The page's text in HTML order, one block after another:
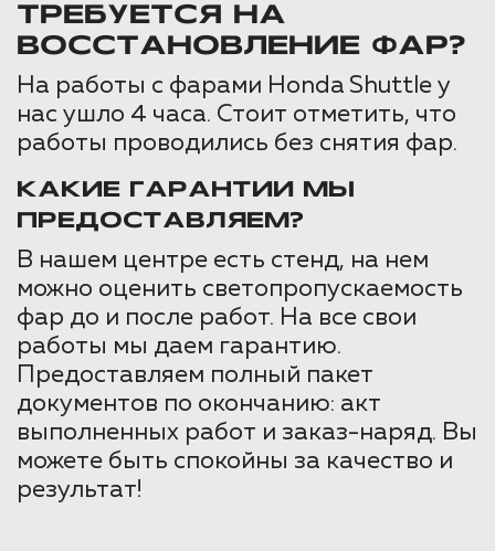
ТРЕБУЕТСЯ НА
ВОССТАНОВЛЕНИЕ ФАР?
На работы с фарами Honda Shuttle у
нас ушло 4 часа. Стоит отметить, что
работы проводились без снятия фар.
КАКИЕ ГАРАНТИИ МЫ
ПРЕДОСТАВЛЯЕМ?
В нашем центре есть стенд, на нем
можно оценить светопропускаемость
фар до и после работ. На все свои
работы мы даем гарантию.
Предоставляем полный пакет
документов по окончанию: акт
выполненных работ и заказ-наряд. Вы
можете быть спокойны за качество и
результат!